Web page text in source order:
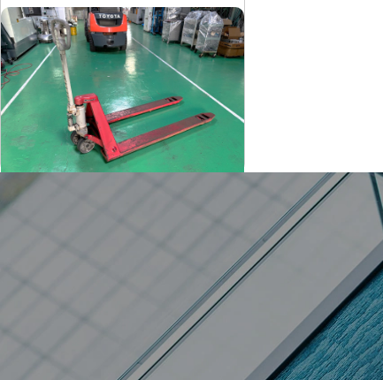
ハンドパレットトラック
メーカー ビシャモン
式BMRP10-L50
年 式-